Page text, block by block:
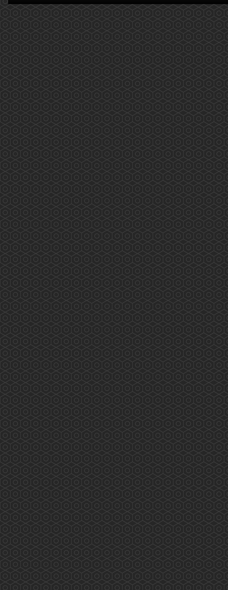
(2020.02.14)
2019新型冠狀病毒(COVID-19): 量度體溫篇 更新
日期:2020年2月14日 近期大家可能對自己的體温
特別注意，以下提供了一些大家需要注意的事
項，供大家參考。 温度計的種類： 1. 水銀或
酒精玻璃溫度計 原理是透過水銀或酒精的熱膨脹
測量口腔、直腸或腋下體溫。由於洩漏水銀會對
環境和人體有害，所以應盡量...
More
2019新型冠狀病毒(COVID-19)，藥劑師如何建
議? (2020.02.12 更新)
2019新型冠狀病毒(COVID-19)，藥劑師如何建
議? 更新日期: 2020年2月12日 ...
More
香港電台「藥問藥劑師」(2019.12.31更新)
香港電台「新紫荊廣場」與香港藥學會一起製作
的新環節——「藥問藥劑師」 2019/12/31 第二
十集(按下連結進入重溫網址) 主題: 吸煙飲酒不有
型 個人簡介: 龐愛蘭藥劑師是香港藥學會會長。
...
More
香港藥學會疫苗注射外展工作 (2019.11.29)
香港藥學會疫苗注射外展工作 香港藥學會成員
完成學會舉辦的「疫苗注射訓練課程及實踐」計
劃後，正式參與了衛生署疫苗資助計劃。由課
程、實習、外展疫苗注射等都已完滿完成。我們
很高興已有十二位香港藥學會的藥劑師完全掌握
疫苗注射的技巧、熟悉流程及處理危機的方法。
香港藥學會的藥劑師已完成超過600個疫苗注射
工作。 本會的藥劑師曾參與美國、英國及本會
的疫...
More
Understanding the Electronic Health Record
Sharing System- New Milestone New Horizon
(2019.09.13)
...
More
與社區藥劑師交流(2019.09.10)
2019/09/10 有幸與荃灣區工作的社區藥劑師交流
及分享...
More
深水埗/黃大仙地區康健中心諮詢會(2019.09.12)
2019/09/12 深水埗/黃大仙地區康健中心諮詢會
藥劑師的工作範圍： 藥物管理、疾病檢測、健康
教育及宣傳等...
More
《與局長有約》(2019.08.28)
2019/08/28 香港藥學會 香港藥學會慈善基金
《與局長有約》 真誠溝通 心繋市民 為你發聲
藥師訴求 業界自強 香港藥學會代表與食物及
衛生局局長陳肇始教授及副局長徐德義醫生於
2019年8月28日會議的討論重點如下: &nbs...
More
西貢翠塘花園及對面海村藥物諮詢服務
(2019.08.03)
2019/08/03 香港藥學會PSHK 香港藥學會慈善基
金PSCF 藥劑師與您 攜手保安康 專業展關懷 服
務人為本 PSHK mission to serve the public
professionally 兩位香港藥學會藥劑師 Tiana 及
Kathleen (統籌）為西貢翠塘花園及對面海村長者
作藥物諮詢及管理的專業服務 eMTM Medication
...
More